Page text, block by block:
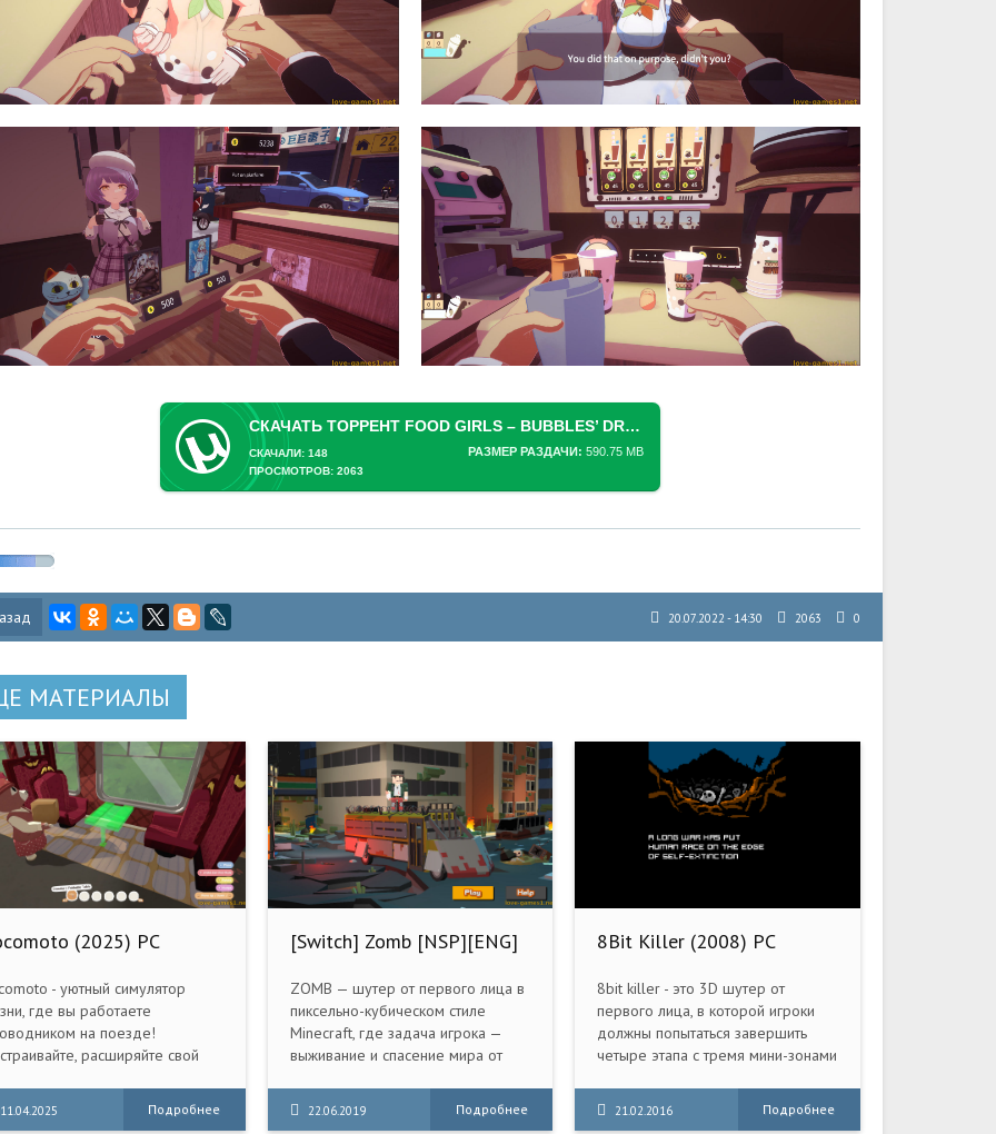
СКАЧАТЬ ТОРРЕНТ FOOD GIRLS – BUBBLES’ DRINK STAND (2022) PC
РАЗМЕР РАЗДАЧИ: 590.75 MB
СКАЧАЛИ: 148
ПРОСМОТРОВ: 2063
20.07.2022 - 14:30 2063 0
МАТЕРИАЛЫ
(2025) PC
- уютный симулятор
где вы работаете
на поезде!
расширяйте свой
Подробнее
[Switch] Zomb [NSP][ENG]
ZOMB — шутер от первого лица в
пиксельно-кубическом стиле
Minecraft, где задача игрока —
выживание и спасение мира от
22.06.2019 Подробнее
8Bit Killer (2008) PC
8bit killer - это 3D шутер от
первого лица, в которой игроки
должны попытаться завершить
четыре этапа с тремя мини-зонами
уже на грани вымирания после
великой войны. Новая армия под
21.02.2016 Подробнее